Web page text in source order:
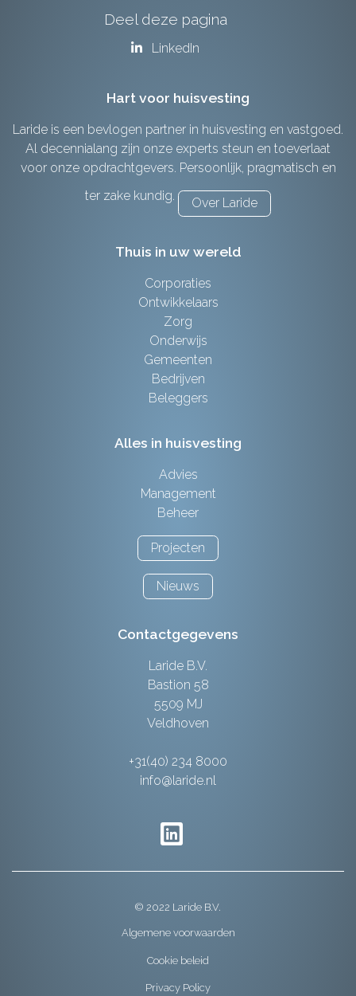
Deel deze pagina
LinkedIn
Hart voor huisvesting
Laride is een bevlogen partner in huisvesting en vastgoed.
Al decennialang zijn onze experts steun en toeverlaat
voor onze opdrachtgevers. Persoonlijk, pragmatisch en
ter zake kundig.
Over Laride
Thuis in uw wereld
Corporaties
Ontwikkelaars
Zorg
Onderwijs
Gemeenten
Bedrijven
Beleggers
Alles in huisvesting
Advies
Management
Beheer
Projecten
Nieuws
Contactgegevens
Laride B.V.
Bastion 58
5509 MJ
Veldhoven
+31(40) 234 8000
info@laride.nl
© 2022 Laride B.V.
Algemene voorwaarden
Cookie beleid
Privacy Policy